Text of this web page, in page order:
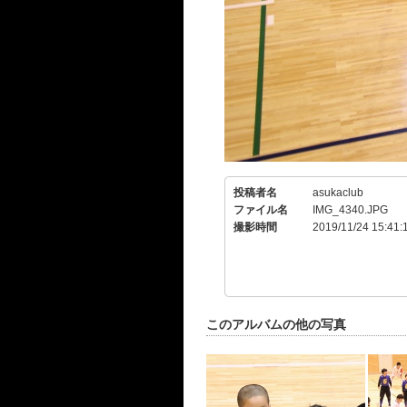
投稿者名
asukaclub
ファイル名
IMG_4340.JPG
撮影時間
2019/11/24
このアルバムの他の写真